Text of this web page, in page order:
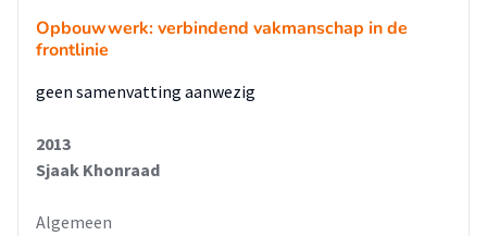
Opbouwwerk: verbindend vakmanschap in de
frontlinie
geen samenvatting aanwezig
2013
Sjaak Khonraad
Algemeen